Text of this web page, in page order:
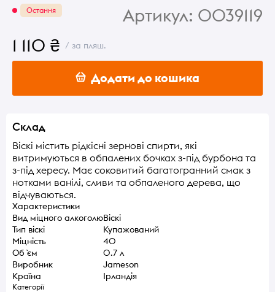
Остання Артикул: 0039119
1 110 ₴ / за пляш.
Додати до кошика
Склад
Віскі містить рідкісні зернові спирти, які
витримуються в обпалених бочках з-під бурбона та
з-під хересу. Має соковитий багатогранний смак з
нотками ванілі, сливи та обпаленого дерева, що
відчуваються.
Характеристики
Вид міцного алкоголюВіскі
Тип віскі
Купажований
Міцність
40
Об `єм
0.7 л
Виробник
Jameson
Країна
Ірландія
Категорії